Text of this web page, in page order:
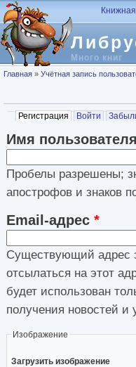
Перейти к основному содержанию
Много книг
Вы здесь
Главная » Учётная запись
Главные вкладки
Регистрация (активная
Войти
Имя пользователя
Пробелы разрешены;
апострофов и знаков
Email-адрес *
Существующий адрес
отсылаться на этот
будет использован
получения новостей и
Изображение
Загрузить изображение